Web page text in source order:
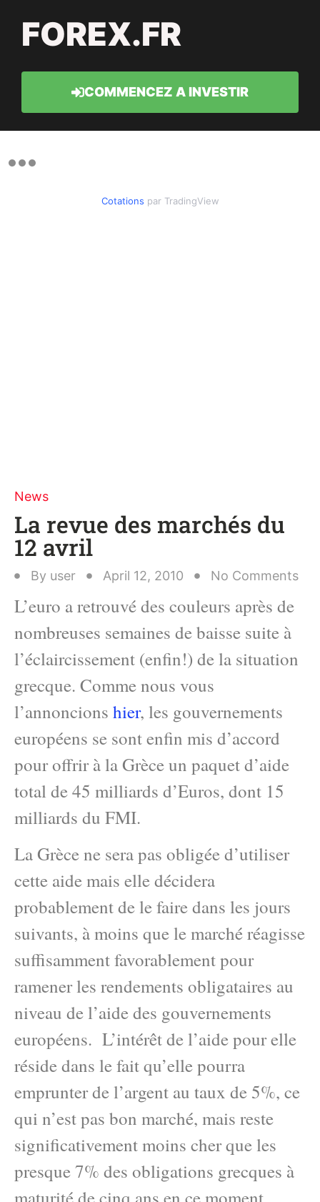
FOREX.FR
COMMENCEZ A INVESTIR
Cotations par TradingView
News
La revue des marchés du
12 avril
By user April 12, 2010 No Comments
L’euro a retrouvé des couleurs après de
nombreuses semaines de baisse suite à
l’éclaircissement (enfin!) de la situation
grecque. Comme nous vous
l’annoncions hier, les gouvernements
européens se sont enfin mis d’accord
pour offrir à la Grèce un paquet d’aide
total de 45 milliards d’Euros, dont 15
milliards du FMI.
La Grèce ne sera pas obligée d’utiliser
cette aide mais elle décidera
probablement de le faire dans les jours
suivants, à moins que le marché réagisse
suffisamment favorablement pour
ramener les rendements obligataires au
niveau de l’aide des gouvernements
européens. L’intérêt de l’aide pour elle
réside dans le fait qu’elle pourra
emprunter de l’argent au taux de 5%, ce
qui n’est pas bon marché, mais reste
significativement moins cher que les
presque 7% des obligations grecques à